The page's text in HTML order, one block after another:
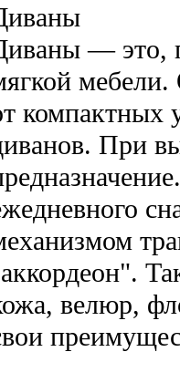
— это,
компактных
При
велюр,